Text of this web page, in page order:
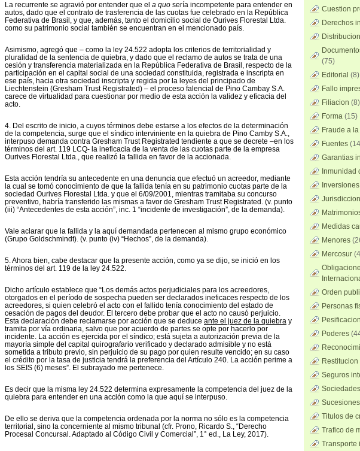
La recurrente se agravió por entender que el a quo sería incompetente para entender en
autos, dado que el contrato de trasferencia de las cuotas fue celebrado en la República
Federativa de Brasil, y que, además, tanto el domicilio social de Ourives Florestal Ltda.
como su patrimonio social también se encuentran en el mencionado país.
Asimismo, agregó que – como la ley 24.522 adopta los criterios de territorialidad y
pluralidad de la sentencia de quiebra, y dado que el reclamo de autos se trata de una
cesión y transferencia materializada en la República Federativa de Brasil, respecto de la
participación en el capital social de una sociedad constituida, registrada e inscripta en
ese país, hacia otra sociedad inscripta y regida por la leyes del principado de
Liechtenstein (Gresham Trust Registrated) – el proceso falencial de Pino Cambay S.A.
carece de virtualidad para cuestionar por medio de esta acción la validez y eficacia del
acto.
4. Del escrito de inicio, a cuyos términos debe estarse a los efectos de la determinación
de la competencia, surge que el síndico interviniente en la quiebra de Pino Camby S.A.,
interpuso demanda contra Gresham Trust Registrated tendiente a que se decrete –en los
términos del art. 119 LCQ- la ineficacia de la venta de las cuotas parte de la empresa
Ourives Florestal Ltda., que realizó la fallida en favor de la accionada.
Esta acción tendría su antecedente en una denuncia que efectuó un acreedor, mediante
la cual se tomó conocimiento de que la fallida tenía en su patrimonio cuotas parte de la
sociedad Ourives Florestal Ltda. y que el 6/09/2001, mientras tramitaba su concurso
preventivo, habría transferido las mismas a favor de Gresham Trust Registrated. (v. punto
(iii) “Antecedentes de esta acción”, inc. 1 “incidente de investigación”, de la demanda).
Vale aclarar que la fallida y la aquí demandada pertenecen al mismo grupo económico
(Grupo Goldschmindt). (v. punto (iv) “Hechos”, de la demanda).
5. Ahora bien, cabe destacar que la presente acción, como ya se dijo, se inició en los
términos del art. 119 de la ley 24.522.
Dicho artículo establece que “Los demás actos perjudiciales para los acreedores,
otorgados en el período de sospecha pueden ser declarados ineficaces respecto de los
acreedores, si quien celebró el acto con el fallido tenía conocimiento del estado de
cesación de pagos del deudor. El tercero debe probar que el acto no causó perjuicio.
Esta declaración debe reclamarse por acción que se deduce ante el juez de la quiebra y
tramita por vía ordinaria, salvo que por acuerdo de partes se opte por hacerlo por
incidente. La acción es ejercida por el síndico; está sujeta a autorización previa de la
mayoría simple del capital quirografario verificado y declarado admisible y no está
sometida a tributo previo, sin perjuicio de su pago por quien resulte vencido; en su caso
el crédito por la tasa de justicia tendrá la preferencia del Artículo 240. La acción perime a
los SEIS (6) meses”. El subrayado me pertenece.
Es decir que la misma ley 24.522 determina expresamente la competencia del juez de la
quiebra para entender en una acción como la que aquí se interpuso.
De ello se deriva que la competencia ordenada por la norma no sólo es la competencia
territorial, sino la concerniente al mismo tribunal (cfr. Prono, Ricardo S., “Derecho
Procesal Concursal. Adaptado al Código Civil y Comercial”, 1° ed., La Ley, 2017).
Cuestion
Derechos
Distribucion
(75)
Editorial (8)
Fallo
Filiacion (8)
Forma (15)
Fraude a
Fuentes
Garantias
Inmunidad
Medidas
Menores
Mercosur
Orden
Personas
Pesificacion
Poderes
Seguros
Titulos de
Trafico de
Transporte